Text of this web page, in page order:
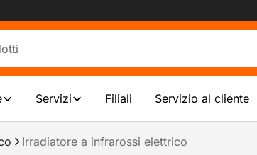
Servizi Filiali Servizio al cliente
Irradiatore a infrarossi elettrico